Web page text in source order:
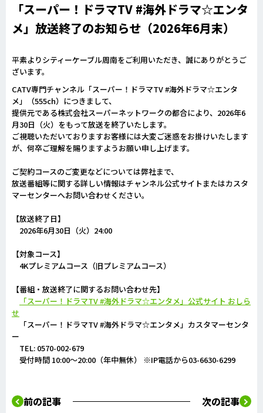
「スーパー！ドラマTV #海外ドラマ☆エンタ
メ」放送終了のお知らせ（2026年6月末）
平素よりシティーケーブル周南をご利用いただき、誠にありがとうご
ざいます。
CATV専門チャンネル「スーパー！ドラマTV #海外ドラマ☆エンタ
メ」（555ch）につきまして、
提供元である株式会社スーパーネットワークの都合により、2026年6
月30日（火）をもって放送を終了いたします。
ご視聴いただいておりますお客様には大変ご迷惑をお掛けいたします
が、何卒ご理解を賜りますようお願い申し上げます。
ご契約コースのご変更などについては弊社まで、
放送番組等に関する詳しい情報はチャンネル公式サイトまたはカスタ
マーセンターへお問い合わせください。
【放送終了日】
2026年6月30日（火）24:00
【対象コース】
4Kプレミアムコース（旧プレミアムコース）
【番組・放送終了に関するお問い合わせ先】
「スーパー！ドラマTV #海外ドラマ☆エンタメ」公式サイト おしら
せ
「スーパー！ドラマTV #海外ドラマ☆エンタメ」カスタマーセンタ
ー
TEL: 0570-002-679
受付時間 10:00～20:00（年中無休） ※IP電話から03-6630-6299
前の記事 次の記事